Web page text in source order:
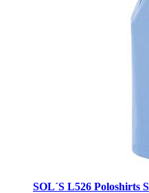
SOL´S L526 Poloshirts